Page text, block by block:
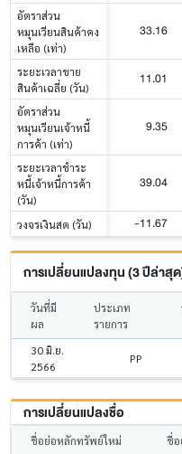
อัตราส่วน
หมุนเวียนสินค้าคง
เหลือ (เท่า)
33.16
ระยะเวลาขาย
สินค้าเฉลี่ย (วัน)
11.01
อัตราส่วน
หมุนเวียนเจ้าหนี้
การค้า (เท่า)
9.35
ระยะเวลาชำระ
หนี้เจ้าหนี้การค้า
(วัน)
39.04
วงจรเงินสด (วัน) -11.67
การเปลี่ยนแปลงทุน (3 ปีล่าสุ
วันที่มี
ผล
ประเภท
รายการ
30 มิ.ย.
2566
PP
การเปลี่ยนแปลงชื่อ
ชื่อย่อหลักทรัพย์ใหม่ ชื่อ